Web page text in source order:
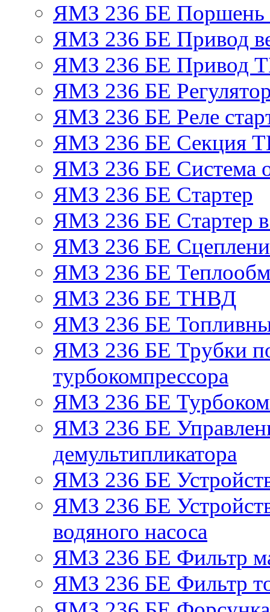
ЯМЗ 236 БЕ Поршень
ЯМЗ 236 БЕ Привод
ЯМЗ 236 БЕ Привод
ЯМЗ 236 БЕ
ЯМЗ 236 БЕ Реле
ЯМЗ 236 БЕ Секция
ЯМЗ 236 БЕ Система
ЯМЗ 236 БЕ Стартер
ЯМЗ 236 БЕ Стартер в
ЯМЗ 236 БЕ
ЯМЗ 236 БЕ
ЯМЗ 236 БЕ ТНВД
ЯМЗ 236 БЕ
ЯМЗ 236 БЕ Трубки
турбокомпрессора
ЯМЗ 236 БЕ
ЯМЗ 236 БЕ
демультипликатора
ЯМЗ 236 БЕ
ЯМЗ 236 БЕ
водяного насоса
ЯМЗ 236 БЕ Фильтр
ЯМЗ 236 БЕ Фильтр